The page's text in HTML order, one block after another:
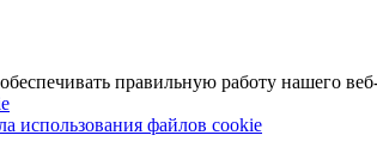
правильную работу нашего
использования файлов cookie